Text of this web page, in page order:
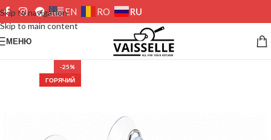
Skip to navigation
Skip to main content
EN RO RU
МЕНЮ
-25%
ГОРЯЧИЙ